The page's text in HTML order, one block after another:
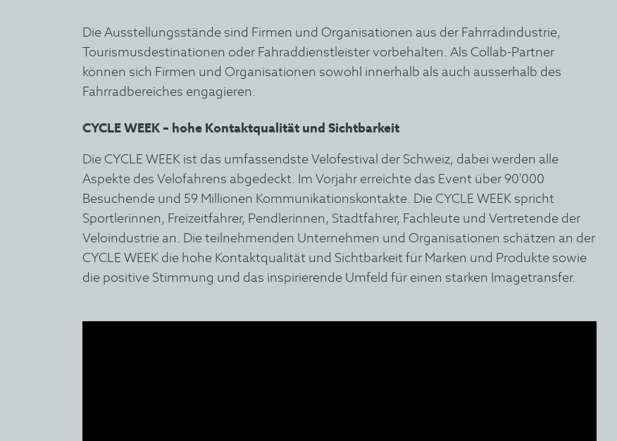
Die Ausstellungsstände sind Firmen und Organisationen aus der Fahrradindustrie,
Tourismusdestinationen oder Fahraddienstleister vorbehalten. Als Collab-Partner
können sich Firmen und Organisationen sowohl innerhalb als auch ausserhalb des
Fahrradbereiches engagieren.
CYCLE WEEK – hohe Kontaktqualität und Sichtbarkeit
Die CYCLE WEEK ist das umfassendste Velofestival der Schweiz, dabei werden alle
Aspekte des Velofahrens abgedeckt. Im Vorjahr erreichte das Event über 90'000
Besuchende und 59 Millionen Kommunikationskontakte. Die CYCLE WEEK spricht
Sportlerinnen, Freizeitfahrer, Pendlerinnen, Stadtfahrer, Fachleute und Vertretende der
Veloindustrie an. Die teilnehmenden Unternehmen und Organisationen schätzen an der
CYCLE WEEK die hohe Kontaktqualität und Sichtbarkeit für Marken und Produkte sowie
die positive Stimmung und das inspirierende Umfeld für einen starken Imagetransfer.